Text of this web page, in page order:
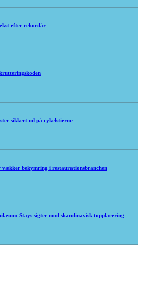
efter rekordår
sikkert ud på cykelstierne
vækker bekymring i restaurationsbranchen
Stays sigter mod skandinavisk topplacering